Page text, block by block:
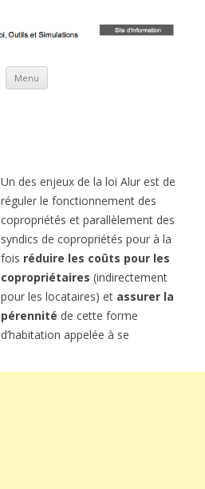
ALUR
Menu Aller au contenu principal
Un des enjeux de la loi Alur est de
réguler le fonctionnement des
copropriétés et parallèlement des
syndics de copropriétés pour à la
fois réduire les coûts pour les
copropriétaires (indirectement
pour les locataires) et assurer la
pérennité de cette forme
d’habitation appelée à se